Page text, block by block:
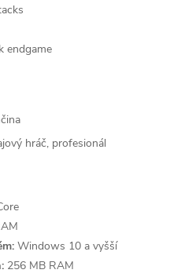
endgame
hráč, profesionál
Windows 10 a vyšší
256 MB RAM